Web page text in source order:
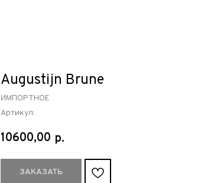
Augustijn Brune
ИМПОРТНОЕ
Артикул:
10600,00 р.
ЗАКАЗАТЬ